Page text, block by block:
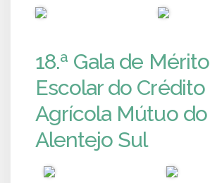
18.ª Gala de Mérito
Escolar do Crédito
Agrícola Mútuo do
Alentejo Sul